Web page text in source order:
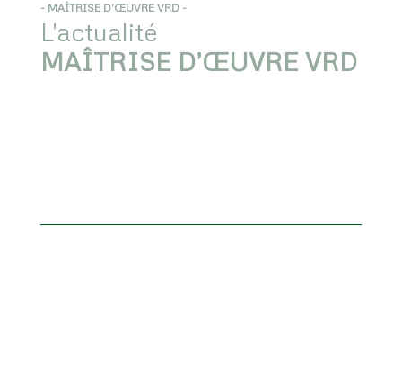
- MAÎTRISE D’ŒUVRE VRD -
L'actualité
MAÎTRISE D’ŒUVRE VRD